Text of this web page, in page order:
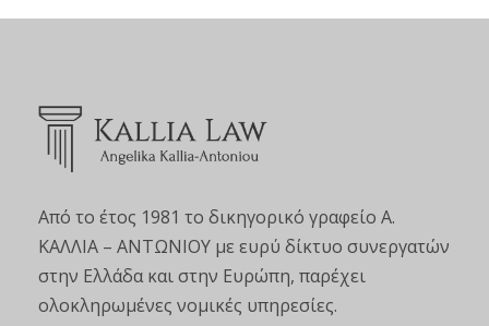
Από το έτος 1981 το δικηγορικό γραφείο Α.
ΚΑΛΛΙΑ – ΑΝΤΩΝΙΟΥ με ευρύ δίκτυο συνεργατών
στην Ελλάδα και στην Ευρώπη, παρέχει
ολοκληρωμένες νομικές υπηρεσίες.